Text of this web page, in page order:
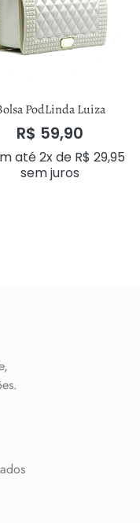
PodLinda Luiza
R$ 59,90
até 2x de R$ 29,95
sem juros